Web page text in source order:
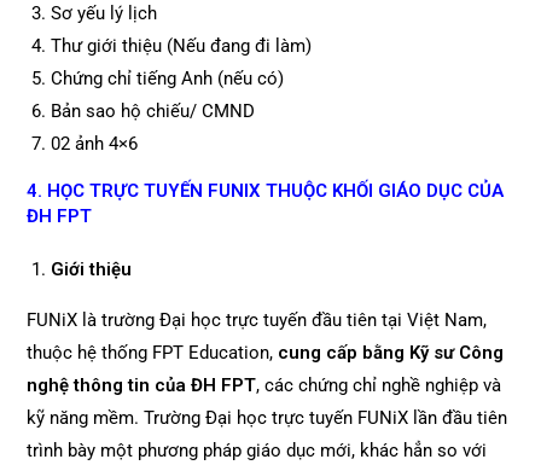
Sơ yếu lý lịch
Thư giới thiệu (Nếu đang đi làm)
Chứng chỉ tiếng Anh (nếu có)
Bản sao hộ chiếu/ CMND
02 ảnh 4×6
4. HỌC TRỰC TUYẾN FUNIX THUỘC KHỐI GIÁO DỤC CỦA
ĐH FPT
Giới thiệu
FUNiX là trường Đại học trực tuyến đầu tiên tại Việt Nam,
thuộc hệ thống FPT Education, cung cấp bằng Kỹ sư Công
nghệ thông tin của ĐH FPT, các chứng chỉ nghề nghiệp và
kỹ năng mềm. Trường Đại học trực tuyến FUNiX lần đầu tiên
trình bày một phương pháp giáo dục mới, khác hẳn so với